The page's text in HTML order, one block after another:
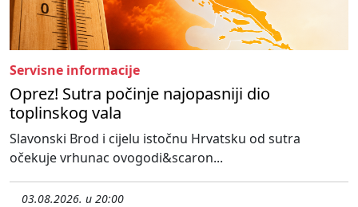
Servisne informacije
Oprez! Sutra počinje najopasniji dio
toplinskog vala
Slavonski Brod i cijelu istočnu Hrvatsku od sutra
očekuje vrhunac ovogodi&scaron...
03.08.2026. u 20:00